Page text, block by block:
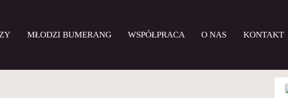
MŁODZI BUMERANG WSPÓŁPRACA O NAS KONTAKT